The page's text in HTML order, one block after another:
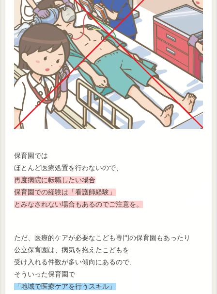
保育園では
ほとんど医療処置を行わないので、
再度病院に転職したい場合
保育園での経験は「看護師経験」
とみなされない場合もあるのでご注意を。
ただ、医療的ケアが必要なこども専門の保育園もあったり
公立保育園は、病気を抱えたこどもを
受け入れる件数が多い傾向にあるので、
そういった保育園で
「地域で医療ケアを行うスキル」